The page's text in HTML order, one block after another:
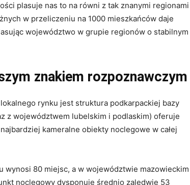
plasuje nas to na równi z tak znanymi regionami
w przeliczeniu na 1000 mieszkańców daje
województwo w grupie regionów o stabilnym
znakiem rozpoznawczym
rynku jest struktura podkarpackiej bazy
z województwem lubelskim i podlaskim) oferuje
kameralne obiekty noclegowe w całej
wynosi 80 miejsc, a w województwie mazowieckim
noclegowy dysponuje średnio zaledwie 53